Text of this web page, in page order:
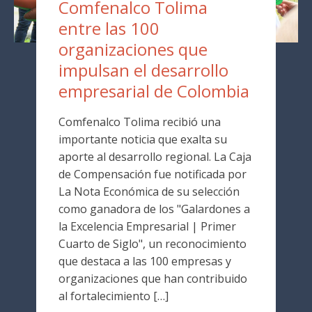
Comfenalco Tolima
entre las 100
organizaciones que
impulsan el desarrollo
empresarial de Colombia
Comfenalco Tolima recibió una
importante noticia que exalta su
aporte al desarrollo regional. La Caja
de Compensación fue notificada por
La Nota Económica de su selección
como ganadora de los "Galardones a
la Excelencia Empresarial | Primer
Cuarto de Siglo", un reconocimiento
que destaca a las 100 empresas y
organizaciones que han contribuido
al fortalecimiento […]